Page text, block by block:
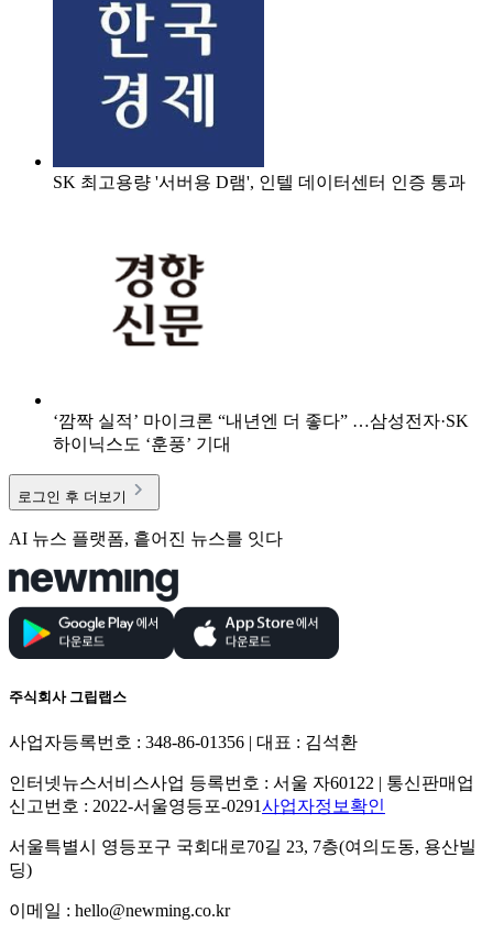
SK 최고용량 '서버용 D램', 인텔 데이터센터 인증 통과
‘깜짝 실적’ 마이크론 “내년엔 더 좋다” …삼성전자·SK
하이닉스도 ‘훈풍’ 기대
로그인 후 더보기
AI 뉴스 플랫폼, 흩어진 뉴스를 잇다
주식회사 그립랩스
사업자등록번호 : 348-86-01356 | 대표 : 김석환
인터넷뉴스서비스사업 등록번호 : 서울 자60122 | 통신판매업
신고번호 : 2022-서울영등포-0291사업자정보확인
서울특별시 영등포구 국회대로70길 23, 7층(여의도동, 용산빌
딩)
이메일 : hello@newming.co.kr